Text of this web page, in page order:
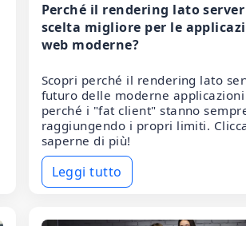
Perché il rendering lato server
scelta migliore per le
web moderne?
Scopri perché il rendering lato
futuro delle moderne
perché i "fat client" stanno
raggiungendo i propri limiti.
saperne di più!
Leggi tutto